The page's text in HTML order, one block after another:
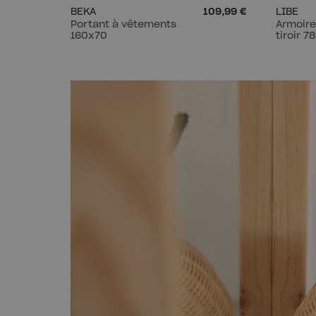
BEKA
Portant à vêtements
160x70
109,99 €
LIBE
tiroir